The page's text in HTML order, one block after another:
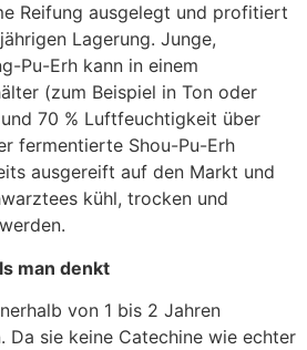
Reifung ausgelegt und profitiert
Lagerung. Junge,
Pu-Erh kann in einem
(zum Beispiel in Ton oder
70 % Luftfeuchtigkeit über
fermentierte Shou-Pu-Erh
ausgereift auf den Markt und
kühl, trocken und
man denkt
von 1 bis 2 Jahren
Da sie keine Catechine wie echter